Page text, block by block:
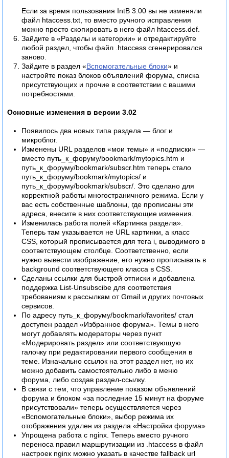
Если за время пользования IntB 3.00 вы не изменяли
файл htaccess.txt, то вместо ручного исправления
можно просто скопировать в него файл htaccess.def.
Зайдите в «Разделы и категории» и отредактируйте
любой раздел, чтобы файл .htaccess сгенерировался
заново.
Зайдите в раздел «Вспомогательные блоки» и
настройте показ блоков объявлений форума, списка
присутствующих и прочие в соответствии с вашими
потребностями.
Основные изменения в версии 3.02
Появилось два новых типа раздела — блог и
микроблог.
Изменены URL разделов «мои темы» и «подписки» —
вместо путь_к_форуму/bookmark/mytopics.htm и
путь_к_форуму/bookmark/subscr.htm теперь стало
путь_к_форуму/bookmark/mytopics/ и
путь_к_форуму/bookmark/subscr/. Это сделано для
корректной работы многостраничного режима. Если у
вас есть собственные шаблоны, где прописаны эти
адреса, внесите в них соответствующие измеения.
Изменилась работа полей «Картинка раздела».
Теперь там указывается не URL картинки, а класс
CSS, который прописывается для тега i, выводимого в
соответствующем столбце. Соответственно, если
нужно вывести изображение, его нужно прописывать в
background соответствующего класса в CSS.
Сделаны ссылки для быстрой отписки и добавлена
поддержка List-Unsubscibe для соответствия
требованиям к рассылкам от Gmail и других почтовых
сервисов.
По адресу путь_к_форуму/bookmark/favorites/ стал
доступен раздел «Избранное форума». Темы в него
могут добавлять модераторы через пункт
«Модерировать раздел» или соответствующую
галочку при редактировании первого сообщения в
теме. Изначально ссылок на этот раздел нет, но их
можно добавить самостоятельно либо в меню
форума, либо создав раздел-ссылку.
В связи с тем, что управление показом объявлений
форума и блоком «за последние 15 минут на форуме
присутствовали» теперь осуществляется через
«Вспомогательные блоки», выбор режима их
отображения удален из раздела «Настройки форума»
Упрощена работа с nginx. Теперь вместо ручного
переноса правил маршрутизации из .htaccess в файл
настроек nginx можно указать в качестве fallback url